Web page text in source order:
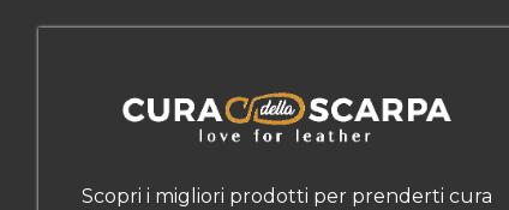
Scopri i migliori prodotti per prenderti cura